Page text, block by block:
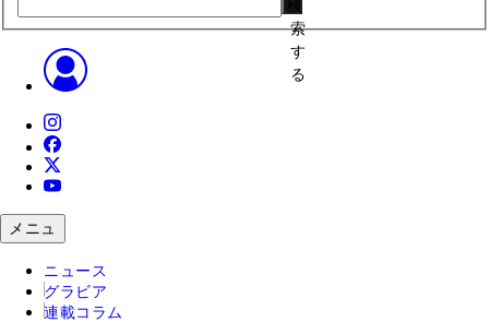
索
す
る
メニュ
ニュース
グラビア
連載コラム